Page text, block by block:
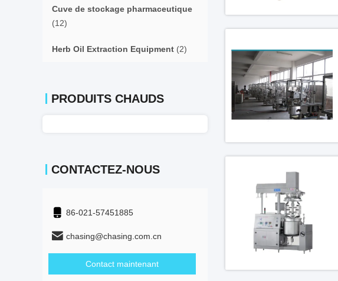
Cuve de stockage pharmaceutique
(12)
Herb Oil Extraction Equipment (2)
PRODUITS CHAUDS
CONTACTEZ-NOUS
86-021-57451885
chasing@chasing.com.cn
Contact maintenant